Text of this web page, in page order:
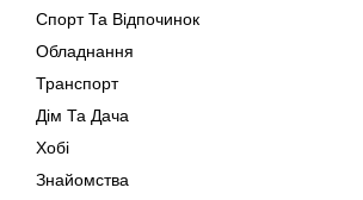
Спорт Та Відпочинок
Обладнання
Транспорт
Дім Та Дача
Хобі
Знайомства